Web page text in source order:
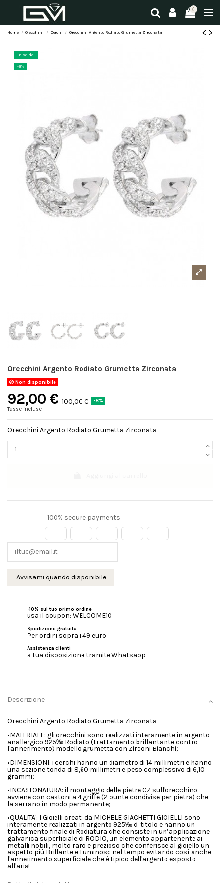
0
Home Orecchini Cerchi Orecchini Argento Rodiato Grumetta Zirconata
In saldo!
-8%
Orecchini Argento Rodiato Grumetta Zirconata
Non disponibile
92,00 € 100,00 €
-8%
Tasse incluse
Orecchini Argento Rodiato Grumetta Zirconata
100% secure payments
-10% sul tuo primo ordine
usa il coupon: WELCOME10
Spedizione gratuita
Per ordini sopra i 49 euro
Assistenza clienti
a tua disposizione tramite Whatsapp
Descrizione
Orecchini Argento Rodiato Grumetta Zirconata
•MATERIALE: gli orecchini sono realizzati interamente in argento
anallergico 925‰ Rodiato (trattamento brillantante contro
l'annerimento) modello grumetta con Zirconi Bianchi;
•DIMENSIONI: i cerchi hanno un diametro di 14 millimetri e hanno
una sezione tonda di 8,60 millimetri e peso complessivo di 6,10
grammi;
•INCASTONATURA: il montaggio delle pietre CZ sull'orecchino
avviene con castoni a 4 griffe (2 punte condivise per pietra) che
la serrano in modo permanente;
•QUALITA': I Gioielli creati da MICHELE GIACHETTI GIOIELLI sono
interamente realizzati in argento 925‰ di titolo e hanno un
trattamento finale di Rodiatura che consiste in un’applicazione
galvanica superficiale di RODIO, un elemento appartenente ai
metalli nobili, molto raro e prezioso che conferisce al gioiello un
aspetto più Brillante e Luminoso nel tempo evitando così anche
l'annerimento superficiale che è tipico dell'argento esposto
all'aria!